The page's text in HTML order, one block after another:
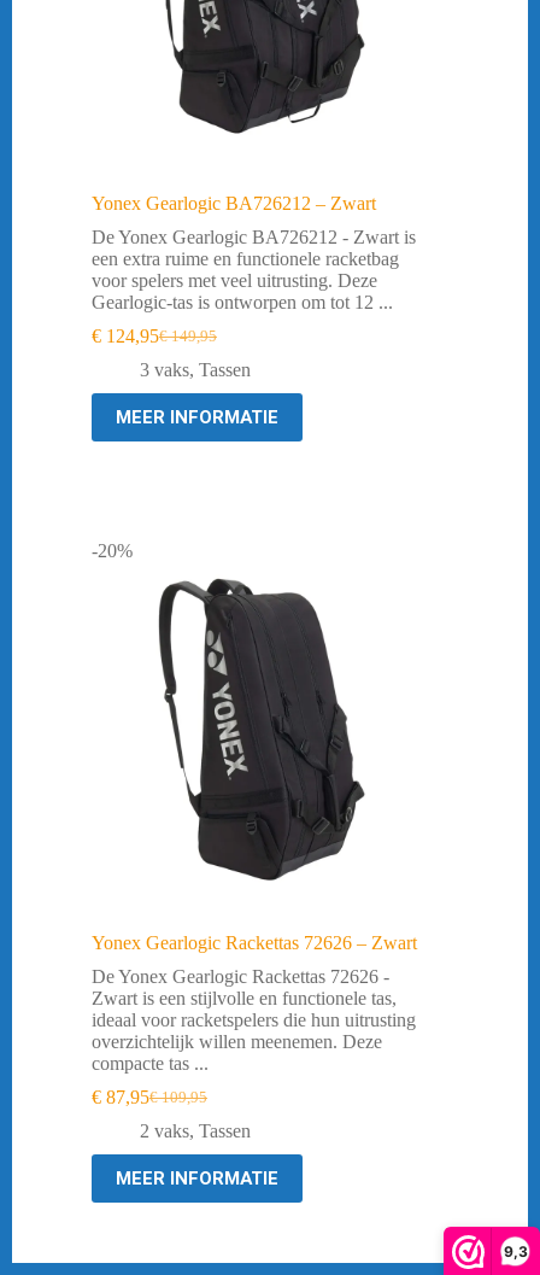
9,3
Yonex Gearlogic BA726212 – Zwart
De Yonex Gearlogic BA726212 - Zwart is
een extra ruime en functionele racketbag
voor spelers met veel uitrusting. Deze
Gearlogic-tas is ontworpen om tot 12 ...
€149,95
Oorspronkelijke
prijs
was:
€ 149,95.
€ 124,95Huidige
prijs
is:
€ 124,95.
3 vaks, Tassen
MEER INFORMATIE
-20%
Yonex Gearlogic Rackettas 72626 – Zwart
De Yonex Gearlogic Rackettas 72626 -
Zwart is een stijlvolle en functionele tas,
ideaal voor racketspelers die hun uitrusting
overzichtelijk willen meenemen. Deze
compacte tas ...
€109,95
Oorspronkelijke
prijs
was:
€ 109,95.
€ 87,95Huidige
prijs
is:
€ 87,95.
2 vaks, Tassen
MEER INFORMATIE